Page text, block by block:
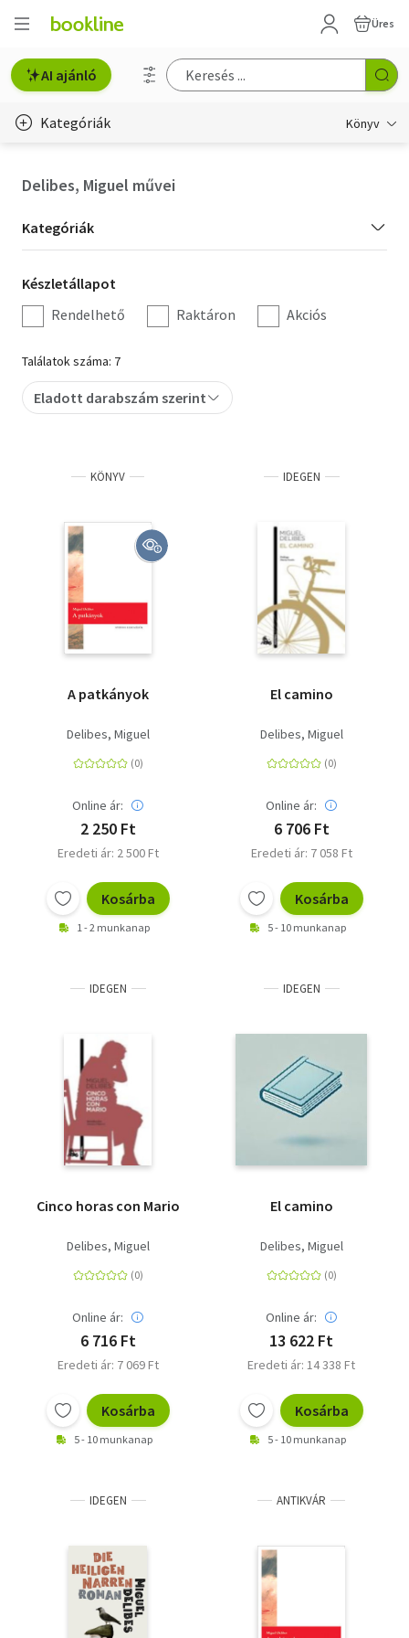
Üres
AI ajánló
Kategóriák Könyv
Hobbi, szabadidő
Irodalom
Művészet
Szakkönyv
Tankönyv, segédkönyv
Társadalomtudomány
Természettudomány
Történelem
Delibes, Miguel művei
Kategória
szűrés
Kategóriák
Készletállapot
szűrés
Készletállapot
Rendelhető
Raktáron Akciós
Találatok száma: 7
Eladott darabszám szerint
KÖNYV
A patkányok
Delibes, Miguel
Online ár:
2 250 Ft
Eredeti ár: 2 500 Ft
Kosárba
1 - 2 munkanap
IDEGEN
El camino
Delibes, Miguel
Online ár:
6 706 Ft
Eredeti ár: 7 058 Ft
Kosárba
5 - 10 munkanap
IDEGEN
Cinco horas con Mario
Delibes, Miguel
Online ár:
6 716 Ft
Eredeti ár: 7 069 Ft
Kosárba
5 - 10 munkanap
IDEGEN
El camino
Delibes, Miguel
Online ár:
13 622 Ft
Eredeti ár: 14 338 Ft
Kosárba
5 - 10 munkanap
IDEGEN ANTIKVÁR